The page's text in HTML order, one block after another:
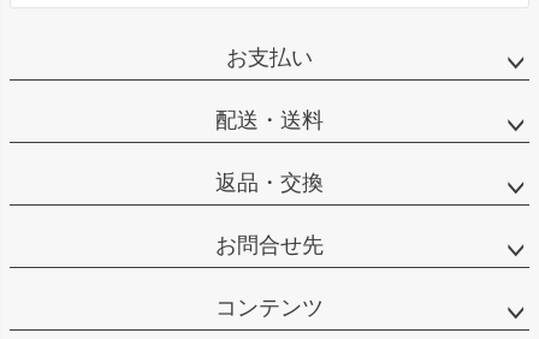
お支払い
配送・送料
返品・交換
お問合せ先
コンテンツ